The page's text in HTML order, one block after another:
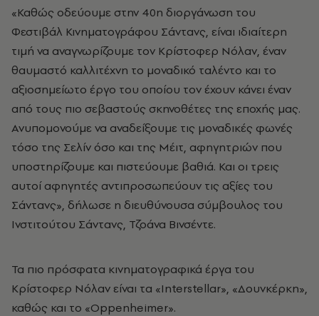
«Καθώς οδεύουμε στην 40η διοργάνωση του
Φεστιβάλ Κινηματογράφου Σάντανς, είναι ιδιαίτερη
τιμή να αναγνωρίζουμε τον Κρίστοφερ Νόλαν, έναν
θαυμαστό καλλιτέχνη το μοναδικό ταλέντο και το
αξιοσημείωτο έργο του οποίου τον έχουν κάνει έναν
από τους πιο σεβαστούς σκηνοθέτες της εποχής μας.
Ανυπομονούμε να αναδείξουμε τις μοναδικές φωνές
τόσο της Σελίν όσο και της Μέιτ, αφηγητριών που
υποστηρίζουμε και πιστεύουμε βαθιά. Και οι τρεις
αυτοί αφηγητές αντιπροσωπεύουν τις αξίες του
Σάντανς», δήλωσε η διευθύνουσα σύμβουλος του
Ινστιτούτου Σάντανς, Τζοάνα Βινσέντε.
Τα πιο πρόσφατα κινηματογραφικά έργα του
Κρίστοφερ Νόλαν είναι τα «Interstellar», «Δουνκέρκη»,
καθώς και το «Oppenheimer».